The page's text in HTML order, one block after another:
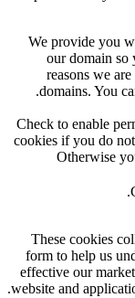
We provide
our
reasons
domains.
Check to
cookies if you
These
form to help
effective our
website and